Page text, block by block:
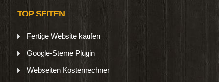
TOP SEITEN
Fertige Website kaufen
Google-Sterne Plugin
Webseiten Kostenrechner